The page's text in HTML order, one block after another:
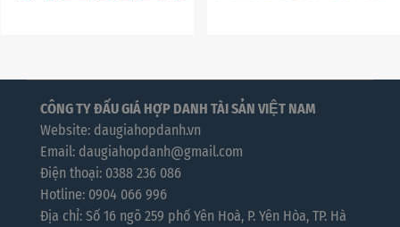
CÔNG TY ĐẤU GIÁ HỢP DANH TÀI SẢN VIỆT NAM
Website: daugiahopdanh.vn
Email: daugiahopdanh@gmail.com
Điện thoại: 0388 236 086
Hotline: 0904 066 996
Địa chỉ: Số 16 ngõ 259 phố Yên Hoà, P. Yên Hòa, TP. Hà